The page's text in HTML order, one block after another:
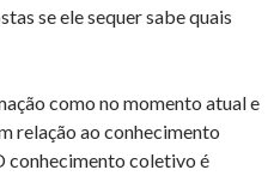
se ele sequer sabe quais
como no momento atual e
relação ao conhecimento
conhecimento coletivo é